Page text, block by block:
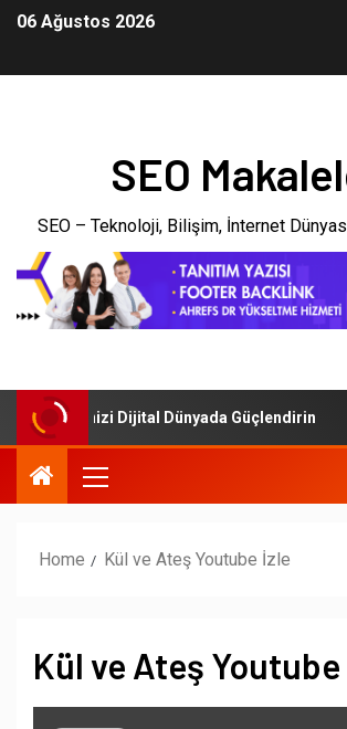
06 Ağustos 2026
SEO
SEO – Teknoloji, Bilişim, İnternet
İşletmenizi Dijital Dünyada Güçlendirin
Home Kül ve Ateş Youtube İzle
Kül ve Ateş Youtube